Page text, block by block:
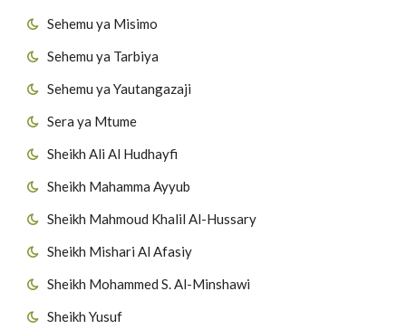
Sehemu ya Misimo
Sehemu ya Tarbiya
Sehemu ya Yautangazaji
Sera ya Mtume
Sheikh Ali Al Hudhayfi
Sheikh Mahamma Ayyub
Sheikh Mahmoud Khalil Al-Hussary
Sheikh Mishari Al Afasiy
Sheikh Mohammed S. Al-Minshawi
Sheikh Yusuf